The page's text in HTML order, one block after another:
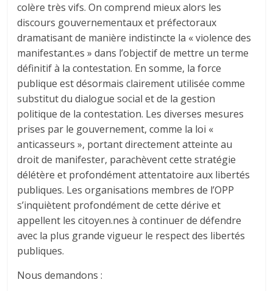
colère très vifs. On comprend mieux alors les
discours gouvernementaux et préfectoraux
dramatisant de manière indistincte la « violence des
manifestant.es » dans l’objectif de mettre un terme
définitif à la contestation. En somme, la force
publique est désormais clairement utilisée comme
substitut du dialogue social et de la gestion
politique de la contestation. Les diverses mesures
prises par le gouvernement, comme la loi «
anticasseurs », portant directement atteinte au
droit de manifester, parachèvent cette stratégie
délétère et profondément attentatoire aux libertés
publiques. Les organisations membres de l’OPP
s’inquiètent profondément de cette dérive et
appellent les citoyen.nes à continuer de défendre
avec la plus grande vigueur le respect des libertés
publiques.
Nous demandons :